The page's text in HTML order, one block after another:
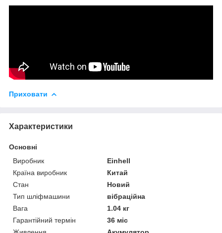
Приховати
Характеристики
Основні
Виробник
Einhell
Країна виробник
Китай
Стан
Новий
Тип шліфмашини
вібраційна
Вага
1.04 кг
Гарантійний термін
36 міс